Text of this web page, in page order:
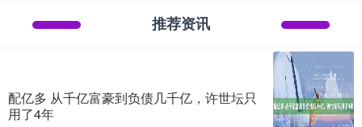
推荐资讯
配亿多 从千亿富豪到负债几千亿，许世坛只
用了4年